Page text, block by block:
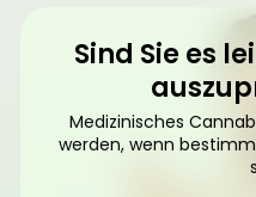
Sind Sie es
Medizinisches
werden, wenn